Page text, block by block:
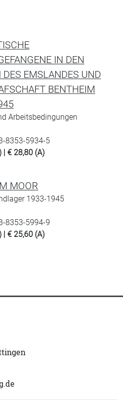
IN DEN
DES EMSLANDES UND
BENTHEIM
Arbeitsbedingungen
8353-5934-5
| € 28,80 (A)
MOOR
1933-1945
8353-5994-9
| € 25,60 (A)